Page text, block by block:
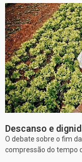
Descanso e
O debate sobre o fim
compressão do tempo